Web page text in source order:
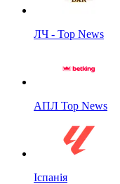
ЛЧ - Top News
АПЛ Top News
Іспанія